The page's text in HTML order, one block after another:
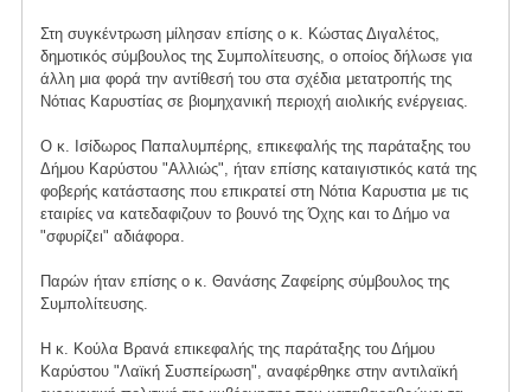
Στη συγκέντρωση μίλησαν επίσης ο κ. Κώστας Διγαλέτος,
δημοτικός σύμβουλος της Συμπολίτευσης, ο οποίος δήλωσε για
άλλη μια φορά την αντίθεσή του στα σχέδια μετατροπής της
Νότιας Καρυστίας σε βιομηχανική περιοχή αιολικής ενέργειας.
Ο κ. Ισίδωρος Παπαλυμπέρης, επικεφαλής της παράταξης του
Δήμου Καρύστου "Αλλιώς", ήταν επίσης καταιγιστικός κατά της
φοβερής κατάστασης που επικρατεί στη Νότια Καρυστια με τις
εταιρίες να κατεδαφιζουν το βουνό της Όχης και το Δήμο να
"σφυρίζει" αδιάφορα.
Παρών ήταν επίσης ο κ. Θανάσης Ζαφείρης σύμβουλος της
Συμπολίτευσης.
Η κ. Κούλα Βρανά επικεφαλής της παράταξης του Δήμου
Καρύστου "Λαϊκή Συσπείρωση", αναφέρθηκε στην αντιλαϊκή